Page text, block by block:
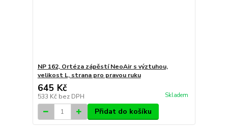
NP 162, Ortéza zápěstí NeoAir s výztuhou,
velikost L, strana pro pravou ruku
645 Kč
533 Kč bez DPH Skladem
Přidat do košíku